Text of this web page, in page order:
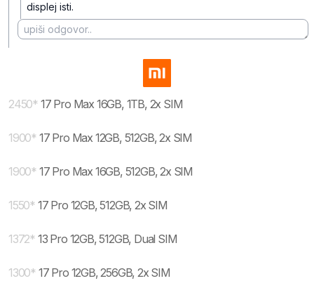
displej isti.
2450* 17 Pro Max 16GB, 1TB, 2x SIM
1900* 17 Pro Max 12GB, 512GB, 2x SIM
1900* 17 Pro Max 16GB, 512GB, 2x SIM
1550* 17 Pro 12GB, 512GB, 2x SIM
1372* 13 Pro 12GB, 512GB, Dual SIM
1300* 17 Pro 12GB, 256GB, 2x SIM